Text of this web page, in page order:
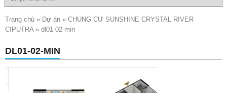
Trang chủ » Dự án » CHUNG CƯ SUNSHINE CRYSTAL RIVER
CIPUTRA» dl01-02-min
DL01-02-MIN